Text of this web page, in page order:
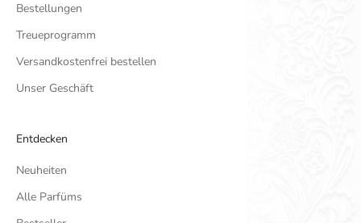
Bestellungen
Treueprogramm
Versandkostenfrei bestellen
Unser Geschäft
Entdecken
Neuheiten
Alle Parfüms